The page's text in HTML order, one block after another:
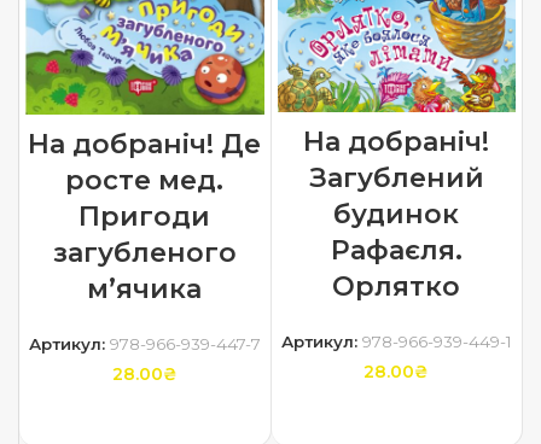
На добраніч! Де
росте мед.
Пригоди
загубленого
м’ячика
Артикул: 978-966-939-447-7
28.00₴
На добраніч!
Загублений
будинок
Рафаєля.
Орлятко
Артикул: 978-966-939-449-1
28.00₴